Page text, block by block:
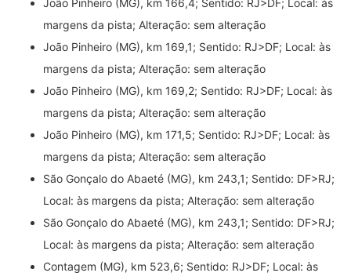
margens da pista; Alteração: sem alteração
João Pinheiro (MG), km 169,1; Sentido: RJ>DF; Local: às
margens da pista; Alteração: sem alteração
João Pinheiro (MG), km 169,2; Sentido: RJ>DF; Local: às
margens da pista; Alteração: sem alteração
João Pinheiro (MG), km 171,5; Sentido: RJ>DF; Local: às
margens da pista; Alteração: sem alteração
São Gonçalo do Abaeté (MG), km 243,1; Sentido: DF>RJ;
Local: às margens da pista; Alteração: sem alteração
São Gonçalo do Abaeté (MG), km 243,1; Sentido: DF>RJ;
Local: às margens da pista; Alteração: sem alteração
Contagem (MG), km 523,6; Sentido: RJ>DF; Local: às